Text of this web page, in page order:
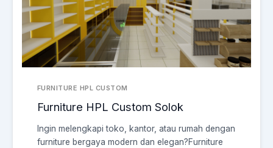
FURNITURE HPL CUSTOM
Furniture HPL Custom Solok
Ingin melengkapi toko, kantor, atau rumah dengan
furniture bergaya modern dan elegan?Furniture